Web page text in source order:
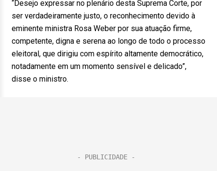
“Desejo expressar no plenário desta Suprema Corte, por
ser verdadeiramente justo, o reconhecimento devido à
eminente ministra Rosa Weber por sua atuação firme,
competente, digna e serena ao longo de todo o processo
eleitoral, que dirigiu com espírito altamente democrático,
notadamente em um momento sensível e delicado”,
disse o ministro.